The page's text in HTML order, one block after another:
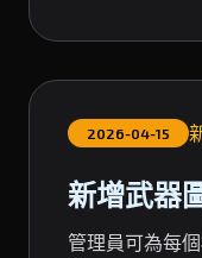
2026-04-15
新增武器
管理員可為每